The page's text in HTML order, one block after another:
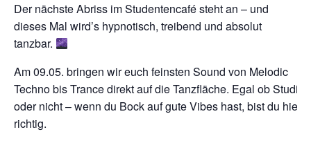
Der nächste Abriss im Studentencafé steht an – und
dieses Mal wird’s hypnotisch, treibend und absolut
tanzbar.
Am 09.05. bringen wir euch feinsten Sound von Melodic
Techno bis Trance direkt auf die Tanzfläche. Egal ob Studi
oder nicht – wenn du Bock auf gute Vibes hast, bist du hier
richtig.